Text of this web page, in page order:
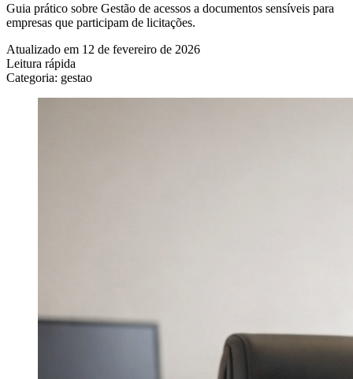
Guia prático sobre Gestão de acessos a documentos sensíveis para
empresas que participam de licitações.
Atualizado em 12 de fevereiro de 2026
Leitura rápida
Categoria: gestao